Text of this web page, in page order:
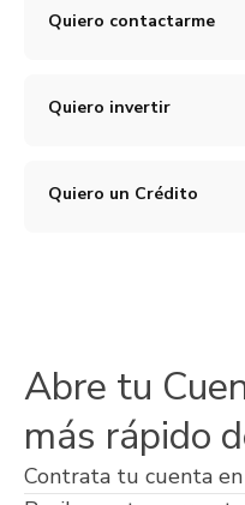
Quiero contactarme
Quiero invertir
Quiero un Crédito
Abre tu
más rápido
Contrata tu cuenta